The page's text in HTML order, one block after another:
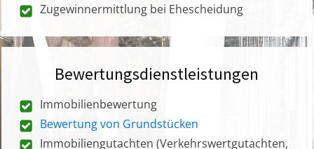
Zugewinnermittlung bei Ehescheidung
Bewertungsdienstleistungen
Immobilienbewertung
Bewertung von Grundstücken
Immobiliengutachten (Verkehrswertgutachten,